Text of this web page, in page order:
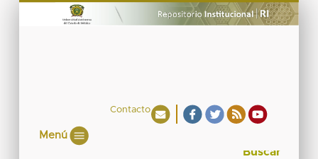
Contacto
Menú
Buscar